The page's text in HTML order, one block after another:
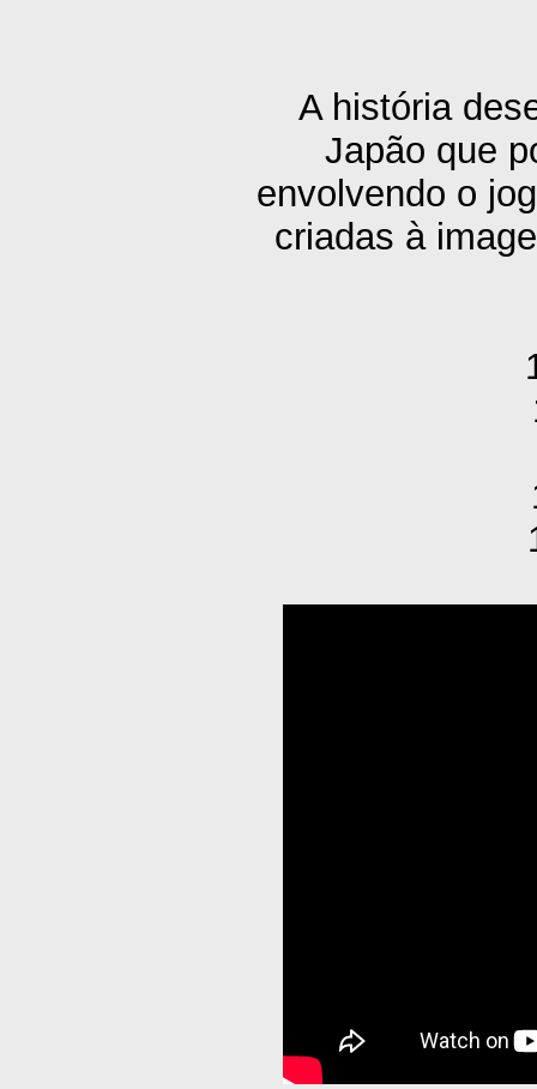
A história
Japão que
envolvendo o
criadas à